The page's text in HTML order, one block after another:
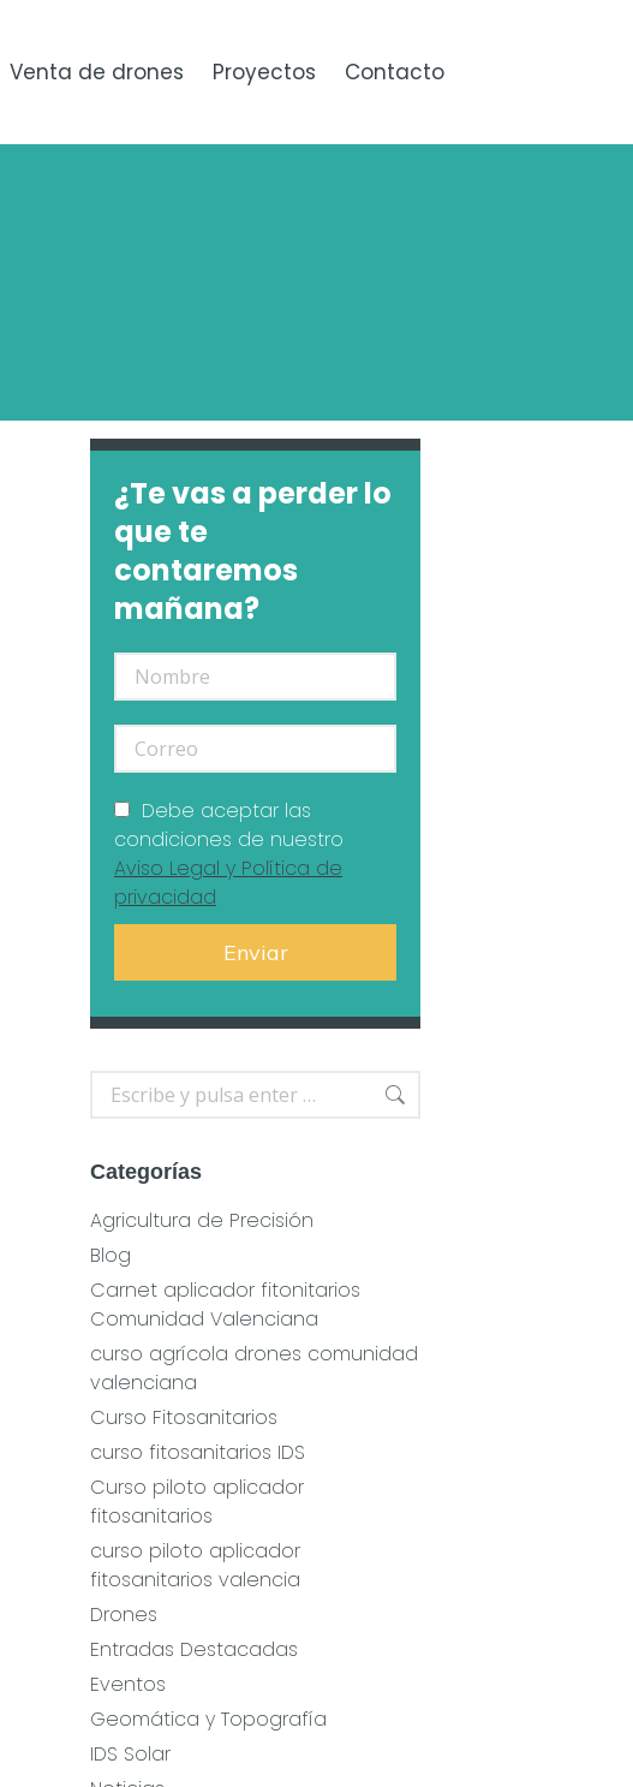
Venta de drones Proyectos Contacto
¿Te vas a perder lo
que te
contaremos
mañana?
Debe aceptar las
condiciones de nuestro
Aviso Legal y Política de
privacidad
Buscar:
Categorías
Agricultura de Precisión
Blog
Carnet aplicador fitonitarios
Comunidad Valenciana
curso agrícola drones comunidad
valenciana
Curso Fitosanitarios
curso fitosanitarios IDS
Curso piloto aplicador
fitosanitarios
curso piloto aplicador
fitosanitarios valencia
Drones
Entradas Destacadas
Eventos
Geomática y Topografía
IDS Solar